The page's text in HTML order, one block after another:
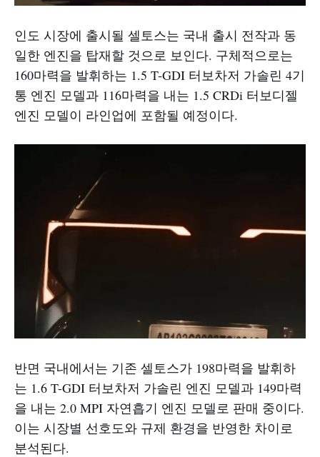
인도 시장에 출시될 셀토스는 국내 출시 전작과 동
일한 엔진을 탑재할 것으로 보인다. 구체적으로는
160마력을 발휘하는 1.5 T-GDI 터보차저 가솔린 4기
통 엔진 모델과 116마력을 내는 1.5 CRDi 터보디젤
엔진 모델이 라인업에 포함될 예정이다.
반면 국내에서는 기존 셀토스가 198마력을 발휘하
는 1.6 T-GDI 터보차저 가솔린 엔진 모델과 149마력
을 내는 2.0 MPI 자연흡기 엔진 모델로 판매 중이다.
이는 시장별 선호도와 규제 환경을 반영한 차이로
분석된다.